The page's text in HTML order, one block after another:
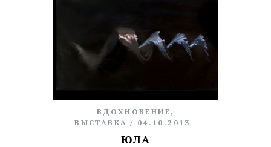
ВДОХНОВЕНИЕ ,
ВЫСТАВКА
04.10.2013
ЮЛА